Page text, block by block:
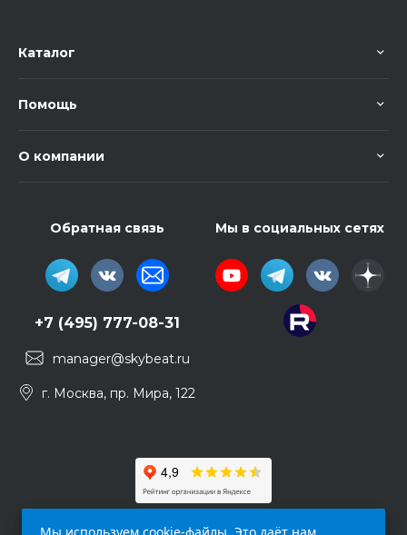
Каталог
Помощь
О компании
Обратная связь
+7 (495) 777-08-31
manager@skybeat.ru
г. Москва, пр. Мира, 122
Мы в социальных сетях